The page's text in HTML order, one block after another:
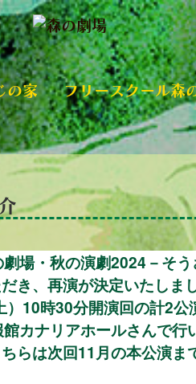
の家 フリースクール森
場・秋の演劇2024－そう
き、再演が決定いたしまし
10時30分開演回の計2公
カナリアホールさんで行
らは次回11月の本公演ま